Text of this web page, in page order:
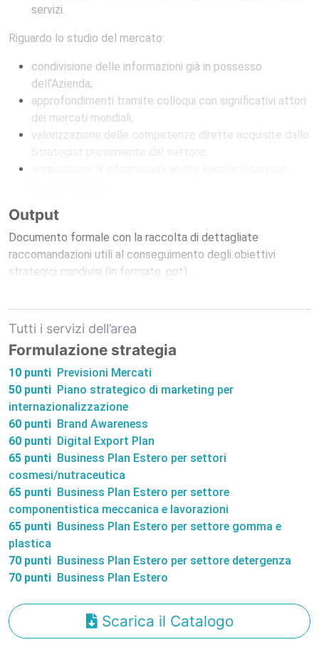
Tutti i servizi dell’area
Formulazione strategia
10 punti Previsioni Mercati
50 punti Piano strategico di marketing per
internazionalizzazione
60 punti Brand Awareness
60 punti Digital Export Plan
65 punti Business Plan Estero per settori
cosmesi/nutraceutica
65 punti Business Plan Estero per settore
componentistica meccanica e lavorazioni
65 punti Business Plan Estero per settore gomma e
plastica
70 punti Business Plan Estero per settore detergenza
70 punti Business Plan Estero
Scarica il Catalogo
servizi.
Riguardo lo studio del mercato:
condivisione delle informazioni già in possesso
dell’Azienda;
approfondimenti tramite colloqui con significativi attori
dei mercati mondiali;
valorizzazione delle competenze dirette acquisite dallo
Output
Documento formale con la raccolta di dettagliate
raccomandazioni utili al conseguimento degli obiettivi
strategici condivisi (in formato .ppt).